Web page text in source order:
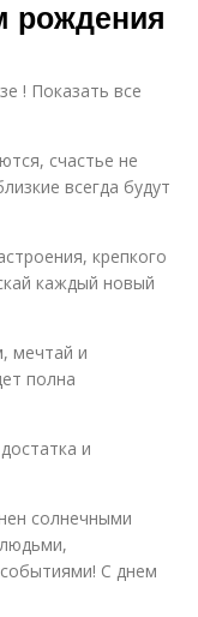
рождения
! Показать все
счастье не
всегда будут
крепкого
каждый новый
мечтай и
полна
и
солнечными
С днем